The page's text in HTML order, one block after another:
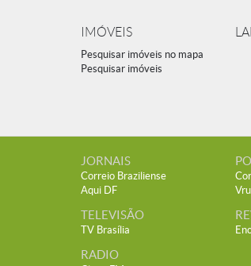
IMÓVEIS
Pesquisar imóveis no mapa
Pesquisar imóveis
JORNAIS
Correio Braziliense
Aqui DF
TELEVISÃO
TV Brasília
RADIO